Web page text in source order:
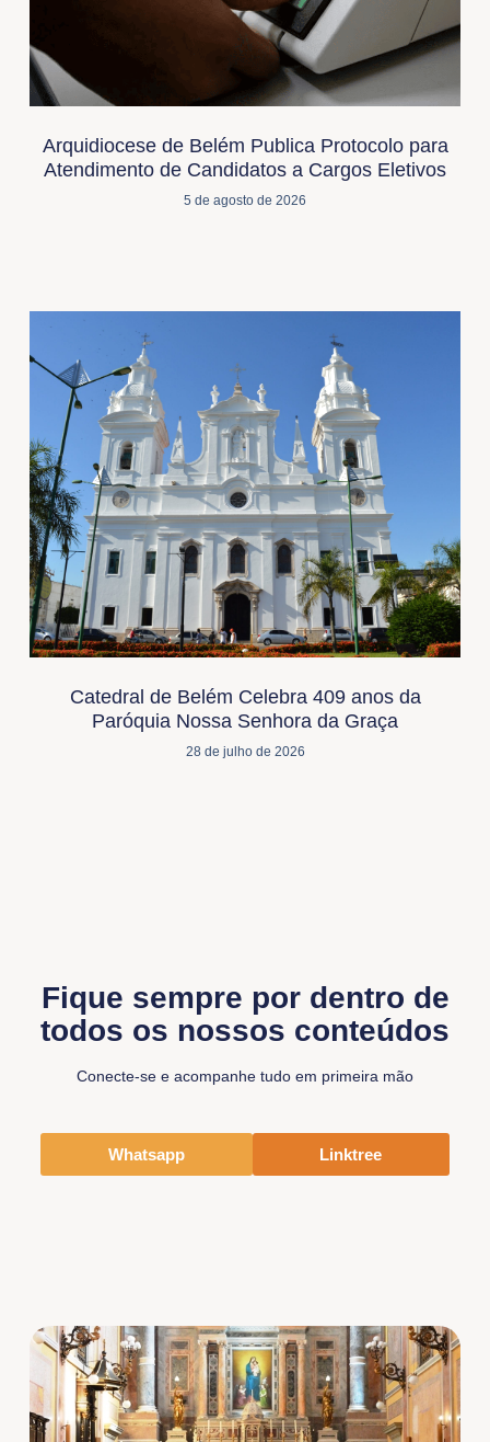
Arquidiocese de Belém Publica Protocolo para
Atendimento de Candidatos a Cargos Eletivos
5 de agosto de 2026
Catedral de Belém Celebra 409 anos da
Paróquia Nossa Senhora da Graça
28 de julho de 2026
Fique sempre por dentro de
todos os nossos conteúdos
Conecte-se e acompanhe tudo em primeira mão
Whatsapp Linktree